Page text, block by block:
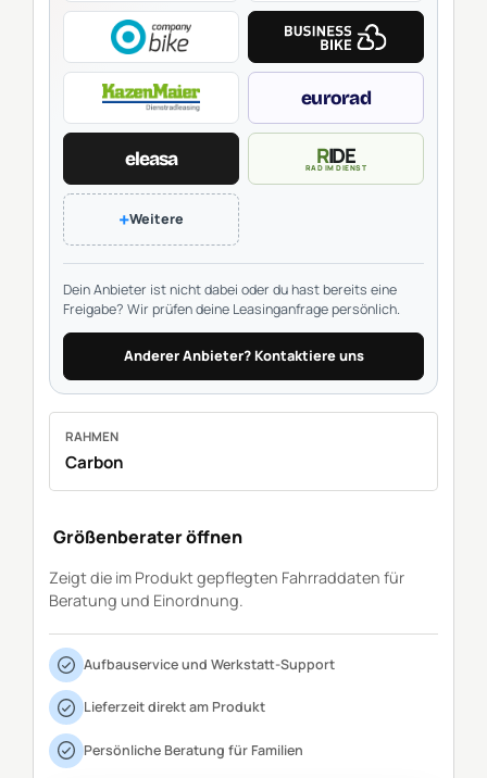
eurorad
eleasa RIDE
RAD IM DIENST
+Weitere
Dein Anbieter ist nicht dabei oder du hast bereits eine
Freigabe? Wir prüfen deine Leasinganfrage persönlich.
Anderer Anbieter? Kontaktiere uns
RAHMEN
Carbon
Größenberater öffnen
Zeigt die im Produkt gepflegten Fahrraddaten für
Beratung und Einordnung.
Aufbauservice und Werkstatt-Support
Lieferzeit direkt am Produkt
Persönliche Beratung für Familien